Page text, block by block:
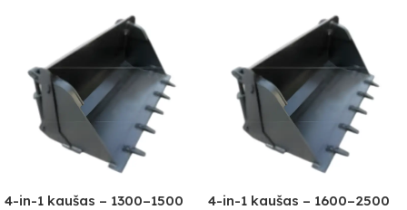
4-in-1 kaušas – 1300–1500
4-in-1 kaušas – 1600–2500